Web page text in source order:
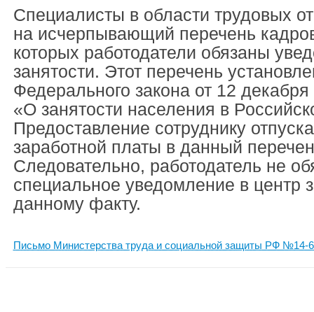
Специалисты в области трудовых
на исчерпывающий перечень
которых работодатели обязаны
занятости. Этот перечень
Федерального закона от 12
«О занятости населения в
Предоставление сотруднику
заработной платы в данный
Следовательно, работодатель не
специальное уведомление в центр
данному факту.
Письмо Министерства труда и социальной защиты РФ №14-